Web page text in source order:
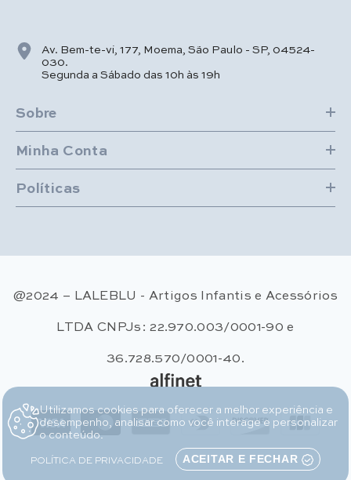
Av. Bem-te-vi, 177, Moema, São Paulo - SP, 04524-
030.
Segunda a Sábado das 10h às 19h
Sobre
Minha Conta
Políticas
@2024 – LALEBLU - Artigos Infantis e Acessórios
LTDA CNPJs: 22.970.003/0001-90 e
36.728.570/0001-40.
Métodos de pagamento
Utilizamos cookies para oferecer a melhor experiência e
desempenho, analisar como você interage e personalizar
o conteúdo.
POLÍTICA DE PRIVACIDADE ACEITAR E FECHAR